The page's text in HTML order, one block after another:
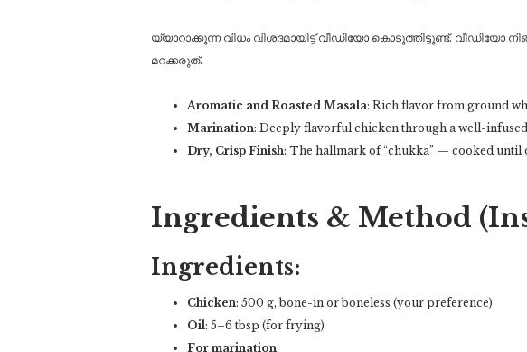
യ്യാറാക്കുന്ന വിധം വിശദമായിട്ട് വീഡിയോ കൊടുത്തിട്ടുണ്ട്.
മറക്കരുത്.
Aromatic and Roasted Masala: Rich flavor from ground
Marination: Deeply flavorful chicken through a well-infused
Dry, Crisp Finish: The hallmark of “chukka” — cooked until
Ingredients & Method
Ingredients:
Chicken: 500 g, bone-in or boneless (your preference)
Oil: 5–6 tbsp (for frying)
For marination: